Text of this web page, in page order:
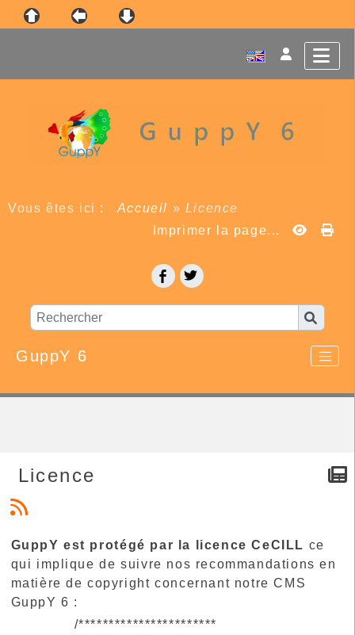
Vous êtes ici : Accueil » Licence
Imprimer la page...
GuppY 6
Licence
GuppY est protégé par la licence CeCILL ce
qui implique de suivre nos recommandations en
matière de copyright concernant notre CMS
GuppY 6 :
/***********************